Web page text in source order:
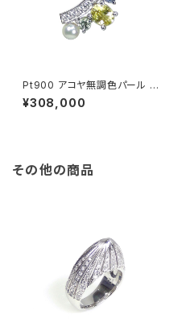
Pt900 アコヤ無調色パール サ
ファイア ミントガーネット ダイヤ
モンド ピアス（片方）
¥308,000
その他の商品